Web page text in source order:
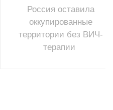
Россия оставила
оккупированные
территории без ВИЧ-
терапии